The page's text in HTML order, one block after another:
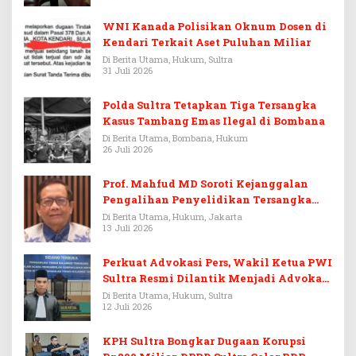
WNI Kanada Polisikan Oknum Dosen di
Kendari Terkait Aset Puluhan Miliar
Di Berita Utama, Hukum, Sultra
31 Juli 2026
Polda Sultra Tetapkan Tiga Tersangka
Kasus Tambang Emas Ilegal di Bombana
Di Berita Utama, Bombana, Hukum
26 Juli 2026
Prof. Mahfud MD Soroti Kejanggalan
Pengalihan Penyelidikan Tersangka
Febrie Adriansyah
Di Berita Utama, Hukum, Jakarta
13 Juli 2026
Perkuat Advokasi Pers, Wakil Ketua PWI
Sultra Resmi Dilantik Menjadi Advokat
PERADI
Di Berita Utama, Hukum, Sultra
12 Juli 2026
KPH Sultra Bongkar Dugaan Korupsi